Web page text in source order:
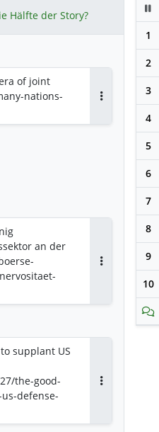
Hälfte der Story?
of joint
nations-
Antworten
an der
Antworten
supplant US
the-good-
defense-
1
2
3
4
5
6
7
8
9
10